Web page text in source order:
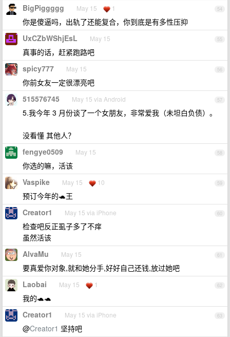
54
BigPiggggg May 15 1
你是傻逼吗，出轨了还能复合，你到底是有多性压抑
55
UxCZbWShjEsL May 15
真事的话，赶紧跑路吧
56
spicy777 May 15
你前女友一定很漂亮吧
57
515576745 May 15 via Android
5.我今年 3 月份谈了一个女朋友，非常爱我（未坦白负债）。
没看懂 其他人？
58
fengye0509 May 15
你选的嘛，活该
59
Vaspike May 15 10
预订今年的🐢王
60
Creator1 May 15 via iPhone
检查吧反正虱子多了不痒
虽然活该
61
AlvaMu May 15
要真爱你对象,就和她分手,好好自己还钱,放过她吧
62
Laobai May 15 1
我的🐢🐢
63
Creator1 May 15 via iPhone
@Creator1 坚持吧